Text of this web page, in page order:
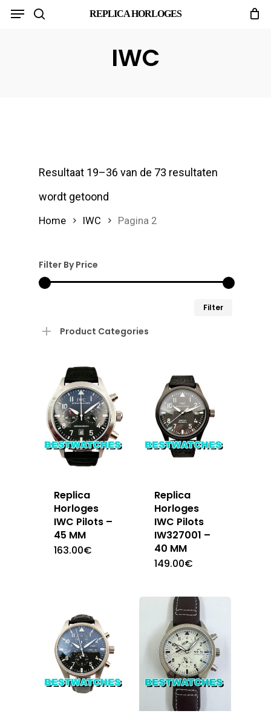
Skip
REPLICA HORLOGES
Menu
IWC
Resultaat 19–36 van de 73 resultaten
wordt getoond
Home IWC Pagina 2
Filter By Price
Filter
Product Categories
Replica
Horloges
IWC Pilots –
45 MM
163.00€
Replica
Horloges
IWC Pilots
IW327001 –
40 MM
149.00€